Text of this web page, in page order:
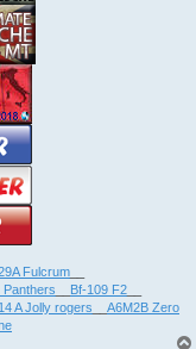
Fulcrum
Panthers Bf-109 F2
A Jolly rogers
A6M2B Zero